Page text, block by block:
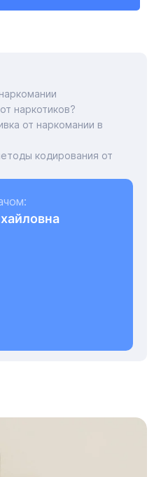
наркотиков?
от наркомании в
кодирования от